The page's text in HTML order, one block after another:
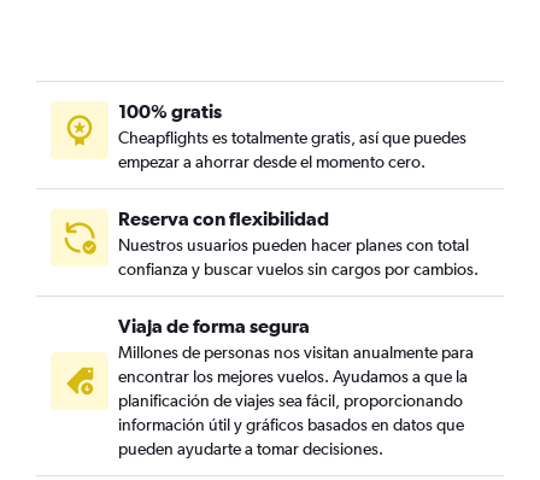
100% gratis
Cheapflights es totalmente gratis, así que puedes
empezar a ahorrar desde el momento cero.
Reserva con flexibilidad
Nuestros usuarios pueden hacer planes con total
confianza y buscar vuelos sin cargos por cambios.
Viaja de forma segura
Millones de personas nos visitan anualmente para
encontrar los mejores vuelos. Ayudamos a que la
planificación de viajes sea fácil, proporcionando
información útil y gráficos basados en datos que
pueden ayudarte a tomar decisiones.